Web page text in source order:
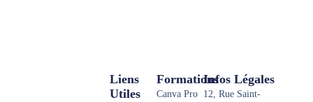
Formations
Canva Pro
Liens
Utiles
Infos Légales
12, Rue Saint-